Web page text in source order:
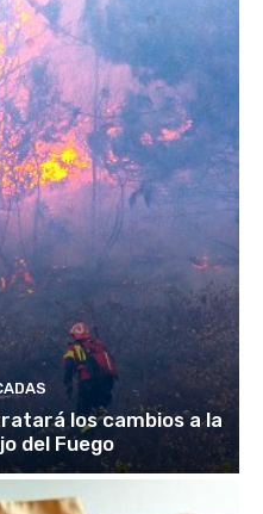
los cambios a la
del Fuego